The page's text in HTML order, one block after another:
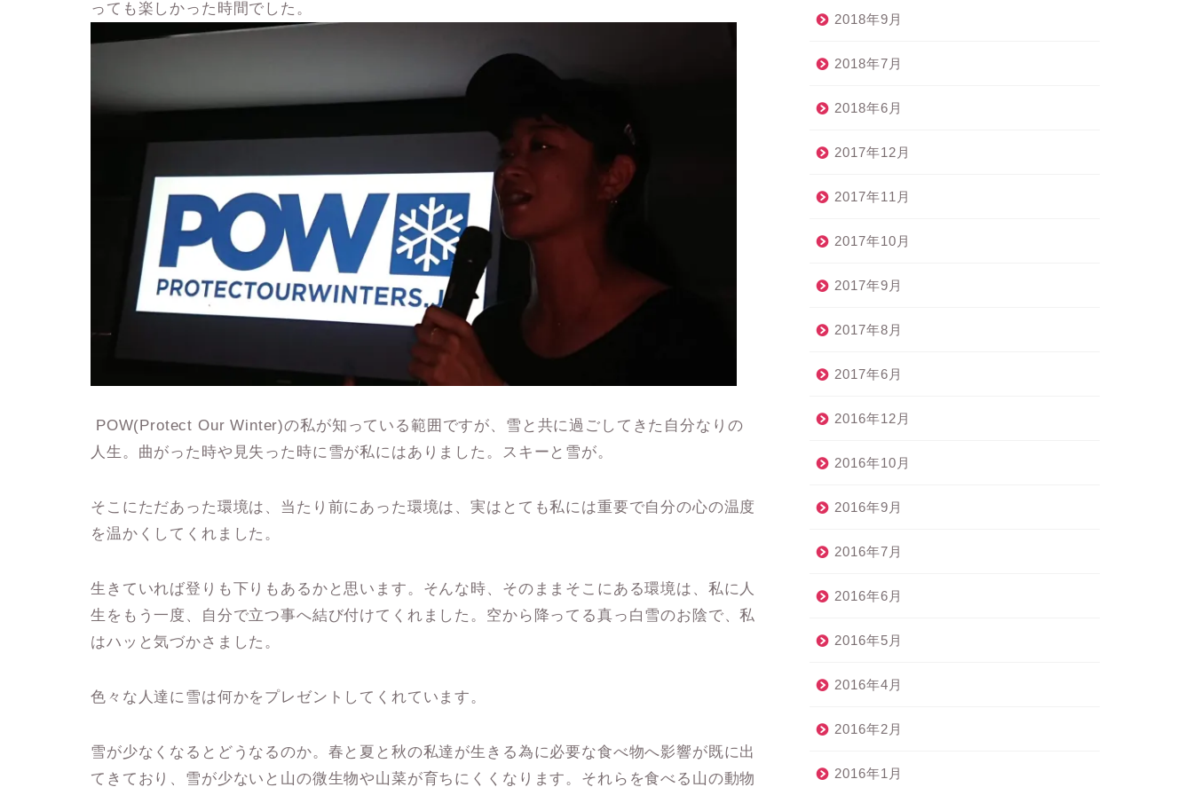
っても楽しかった時間でした。
POW(Protect Our Winter)の私が知っている範囲ですが、雪と共に過ごしてきた自分なりの
人生。曲がった時や見失った時に雪が私にはありました。スキーと雪が。
そこにただあった環境は、当たり前にあった環境は、実はとても私には重要で自分の心の温度
を温かくしてくれました。
生きていれば登りも下りもあるかと思います。そんな時、そのままそこにある環境は、私に人
生をもう一度、自分で立つ事へ結び付けてくれました。空から降ってる真っ白雪のお陰で、私
はハッと気づかさました。
色々な人達に雪は何かをプレゼントしてくれています。
雪が少なくなるとどうなるのか。春と夏と秋の私達が生きる為に必要な食べ物へ影響が既に出
てきており、雪が少ないと山の微生物や山菜が育ちにくくなります。それらを食べる山の動物
2018年9月
2018年7月
2018年6月
2017年12月
2017年11月
2017年10月
2017年9月
2017年8月
2017年6月
2016年12月
2016年10月
2016年9月
2016年7月
2016年6月
2016年5月
2016年4月
2016年2月
2016年1月